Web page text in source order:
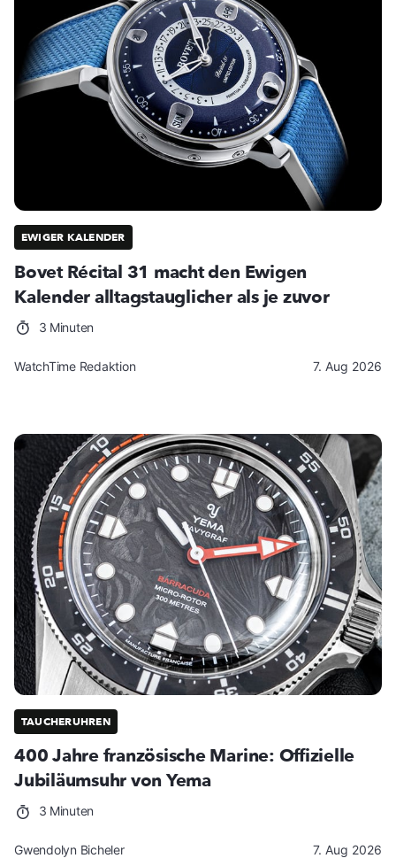
EWIGER KALENDER
Bovet Récital 31 macht den Ewigen
Kalender alltagstauglicher als je zuvor
3 Minuten
WatchTime Redaktion 7. Aug 2026
TAUCHERUHREN
400 Jahre französische Marine: Offizielle
Jubiläumsuhr von Yema
3 Minuten
Gwendolyn Bicheler 7. Aug 2026